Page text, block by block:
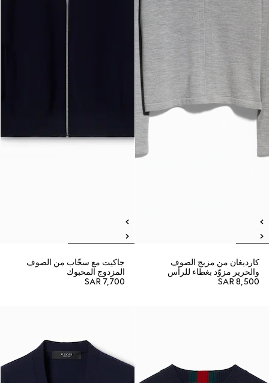
كارديغان من مزيج الصوف
والحرير مزوّد بغطاء للرأس
SAR 8,500
جاكيت مع سحّاب من الصوف
المزدوج المحبوك
SAR 7,700